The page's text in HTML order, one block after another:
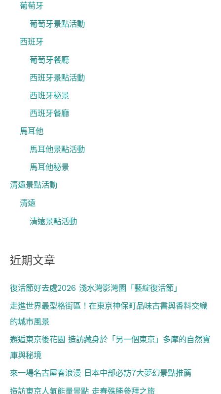
葡萄牙
葡萄牙景點活動
西班牙
葡萄牙餐廳
西班牙景點活動
西班牙秘景
西班牙餐廳
馬耳他
馬耳他景點活動
馬耳他秘景
清遠景點活動
清遠
清遠景點活動
近期文章
復活節好去處2026 淺水灣影灣園「藝綻復活節」
走進世界最型格街區！在東京神保町品味古書與香料交織
的城市風景
邂逅東京後花園 造訪藏身於「另一個東京」多摩的自然寶
庫與秘境
來一場名古屋春浪漫 日本中部必訪7大夢幻景點推薦
造訪東京人氣能量景點 走春殊勝參拜之旅